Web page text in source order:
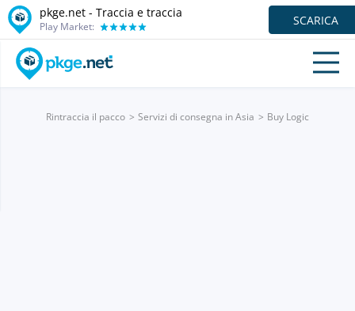
pkge.net - Traccia e traccia
Play Market: SCARICA
Rintraccia il pacco Servizi di consegna in Asia Buy Logic